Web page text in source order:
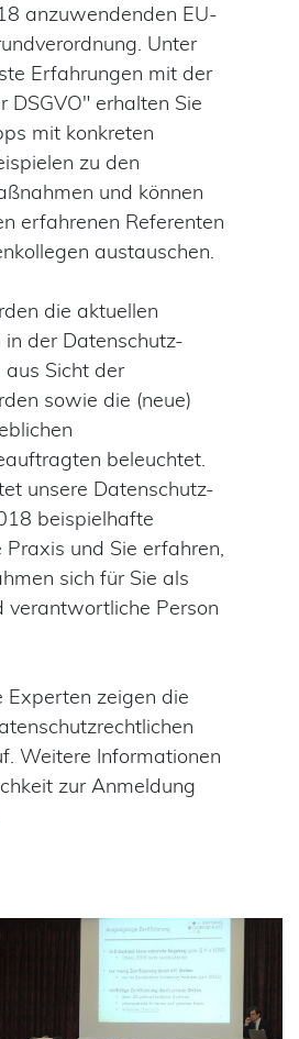
anzuwendenden EU-
Unter
Erfahrungen mit der
DSGVO" erhalten Sie
mit konkreten
zu den
und können
erfahrenen Referenten
austauschen.
die aktuellen
der Datenschutz-
Sicht der
sowie die (neue)
beleuchtet.
unsere Datenschutz-
beispielhafte
Praxis und Sie erfahren,
sich für Sie als
verantwortliche Person
Experten zeigen die
Weitere Informationen
zur Anmeldung